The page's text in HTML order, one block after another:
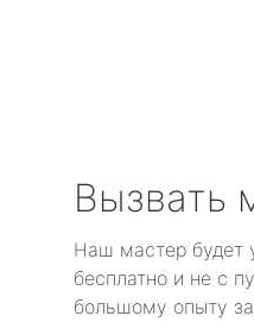
Вызвать
Наш мастер будет
бесплатно и не с
большому опыту